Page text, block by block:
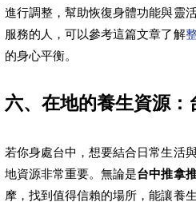
進行調整，幫助恢復身體功能與靈
服務的人，可以參考這篇文章了解
的身心平衡。
六、在地的養生資源：
若你身處台中，想要結合日常生活
地資源非常重要。無論是台中推拿
摩，找到值得信賴的場所，能讓養